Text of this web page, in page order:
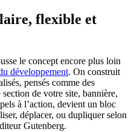
flexible et
le concept encore plus loin
développement. On construit
pensés comme des
de votre site, bannière,
à l’action, devient un bloc
déplacer, ou dupliquer selon
Gutenberg.